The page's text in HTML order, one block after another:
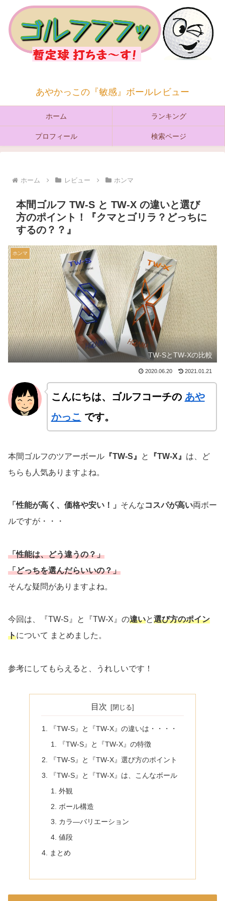
あやかっこの『敏感』ボールレビュー
ホーム ランキング
プロフィール 検索ページ
ホーム レビュー ホンマ
本間ゴルフ TW-S と TW-X の違いと選び
方のポイント！『クマとゴリラ？どっちに
するの？？』
ホンマ
TW-SとTW-Xの比較
2020.06.20 2021.01.21
こんにちは、ゴルフコーチの あや
かっこ です。
本間ゴルフのツアーボール 『TW-S』 と 『TW-X』 は、ど
ちらも人気ありますよね。
「性能が高く、価格や安い！」 そんなコスパが高い両ボー
ルですが・・・
「性能は、どう違うの？」
「どっちを選んだらいいの？」
そんな疑問がありますよね。
今回は、『TW-S』と『TW-X』の違いと選び方のポイン
トについて まとめました。
参考にしてもらえると、うれしいです！
目次
『TW-S』と『TW-X』の違いは・・・・
『TW-S』と『TW-X』の特徴
『TW-S』と『TW-X』選び方のポイント
『TW-S』と『TW-X』は、こんなボール
外観
ボール構造
カラ―バリエーション
値段
まとめ